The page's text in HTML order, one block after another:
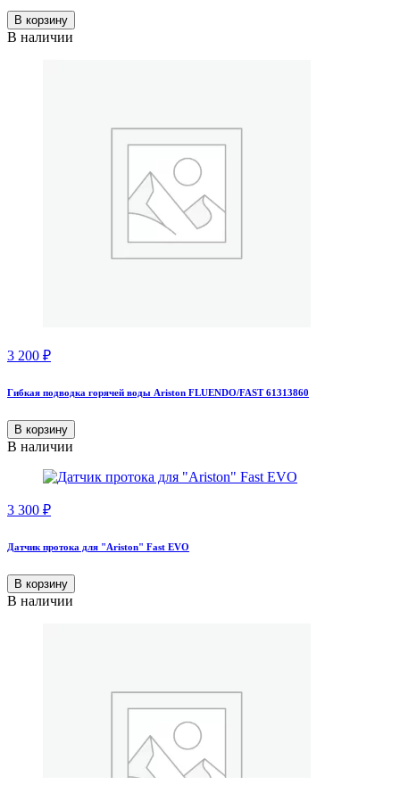
В корзину
В наличии
3 200 ₽
Гибкая подводка горячей воды Ariston FLUENDO/FAST 61313860
В корзину
В наличии
3 300 ₽
Датчик протока для "Ariston" Fast EVO
В корзину
В наличии